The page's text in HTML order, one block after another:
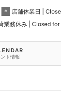
＊
店舗休業日 |
業務休み | Closed
ト情報